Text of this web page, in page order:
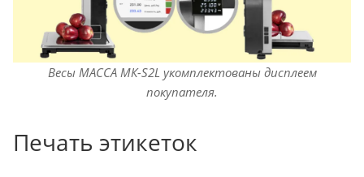
Весы МАССА МК-S2L укомплектованы дисплеем
покупателя.
Печать этикеток